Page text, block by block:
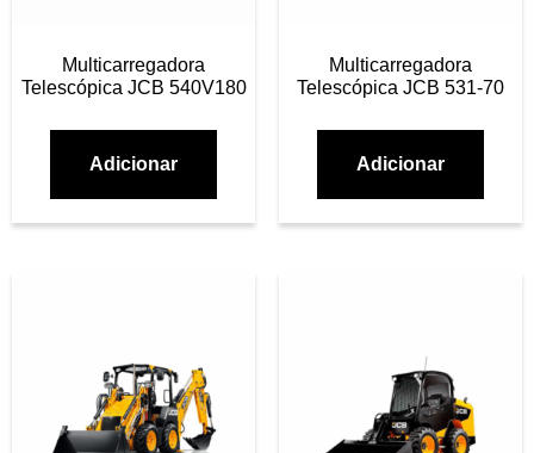
Multicarregadora
Telescópica JCB 540V180
Adicionar
Multicarregadora
Telescópica JCB 531-70
Adicionar